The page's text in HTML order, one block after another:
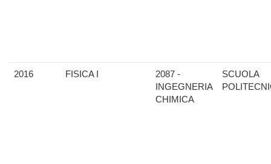
2016 FISICA I
2087 -
INGEGNERIA
CHIMICA
SCUOLA